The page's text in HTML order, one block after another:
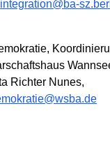
integration@ba-
Richter Nunes,